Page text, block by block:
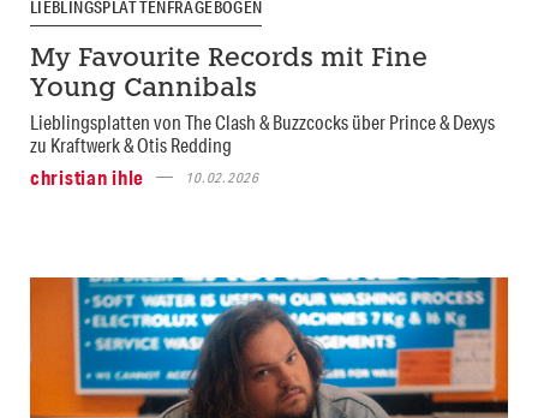
LIEBLINGSPLATTENFRAGEBOGEN
My Favourite Records mit Fine
Young Cannibals
Lieblingsplatten von The Clash & Buzzcocks über Prince & Dexys
zu Kraftwerk & Otis Redding
christian ihle
10.02.2026